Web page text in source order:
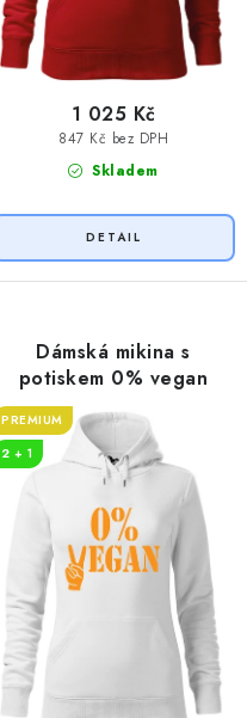
Skladem
847 Kč bez DPH
1 025 Kč
Dámská mikina s
potiskem 0% vegan
PREMIUM
2 + 1